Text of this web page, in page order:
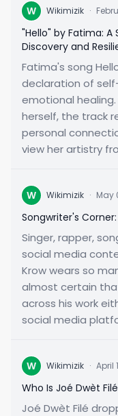
W Wikimizik ·
"Hello" by Fatima: A
Discovery and
Fatima's song
declaration of
emotional
herself, the track
personal
view her artistry
W Wikimizik · May
Songwriter's Corner:
Singer, rapper,
social media
Krow wears so
almost certain
across his work
social media
W Wikimizik · April
Who Is Joé Dwèt Filé
Joé Dwèt Filé